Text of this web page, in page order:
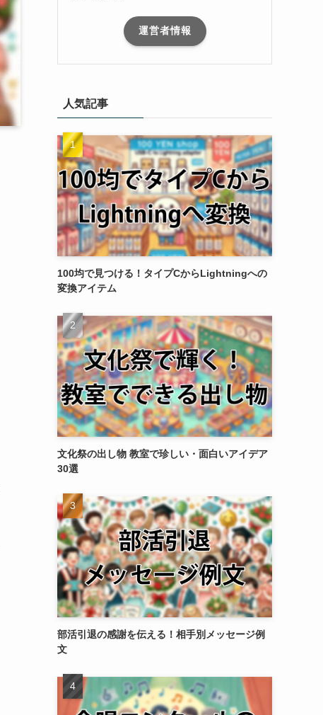
運営者情報
人気記事
100均で見つける！タイプCからLightningへの
変換アイテム
文化祭の出し物 教室で珍しい・面白いアイデア
30選
部活引退の感謝を伝える！相手別メッセージ例
文